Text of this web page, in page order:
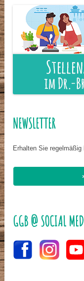
NEWSLETTER
Erhalten Sie
GGB @ SOCIAL